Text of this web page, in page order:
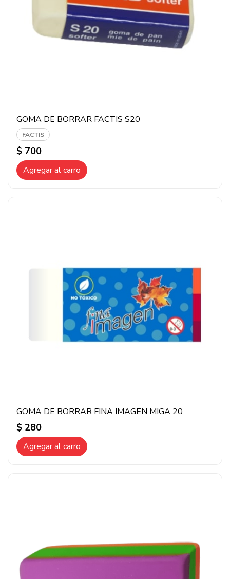
GOMA DE BORRAR FACTIS S20
FACTIS
$ 700
Agregar al carro
GOMA DE BORRAR FINA IMAGEN MIGA 20
$ 280
Agregar al carro